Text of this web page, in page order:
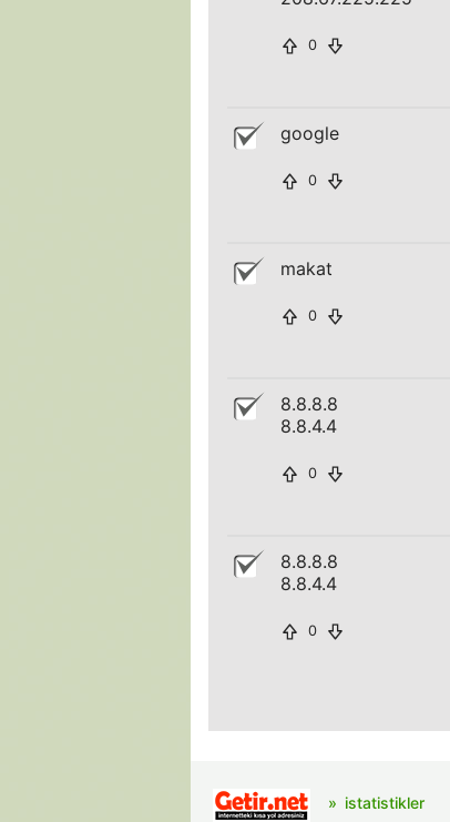
0
google
0
makat
0
8.8.8.8
8.8.4.4
0
8.8.8.8
8.8.4.4
0
istatistikler